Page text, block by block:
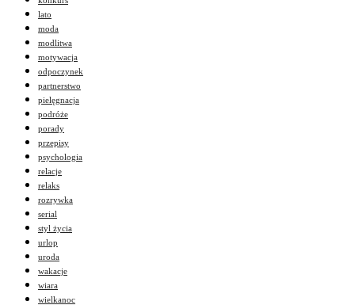
lato
moda
modlitwa
motywacja
odpoczynek
partnerstwo
pielęgnacja
podróże
porady
przepisy
psychologia
relacje
relaks
rozrywka
serial
styl życia
urlop
uroda
wakacje
wiara
wielkanoc